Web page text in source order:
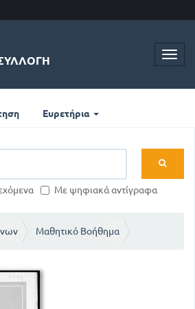
Ευρετήρια
Με ψηφιακά αντίγραφα
Μαθητικό Βοήθημα